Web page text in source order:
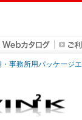
・事務所用パッケージ